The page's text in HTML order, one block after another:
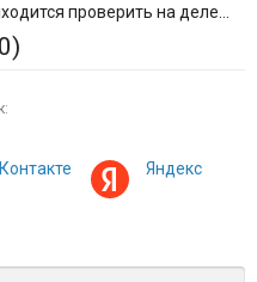
проверить на деле…
)
Яндекс